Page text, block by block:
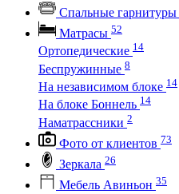
Спальные гарнитуры
Матрасы 52
Ортопедические 14
Беспружинные 8
На независимом блоке 14
На блоке Боннель 14
Наматрассники 2
Фото от клиентов 73
Зеркала 26
Мебель Авиньон 35